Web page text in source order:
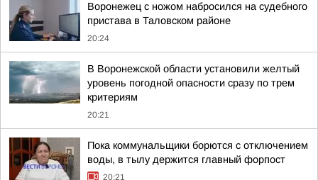
Воронежец с ножом набросился на судебного
пристава в Таловском районе
20:24
В Воронежской области установили желтый
уровень погодной опасности сразу по трем
критериям
20:21
Пока коммунальщики борются с отключением
воды, в тылу держится главный форпост
20:21